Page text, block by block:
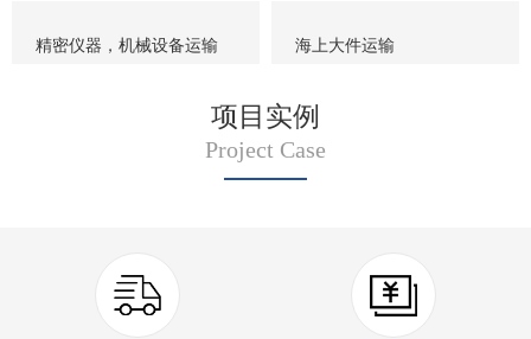
精密仪器，机械设备运输 海上大件运输
项目实例
Project Case